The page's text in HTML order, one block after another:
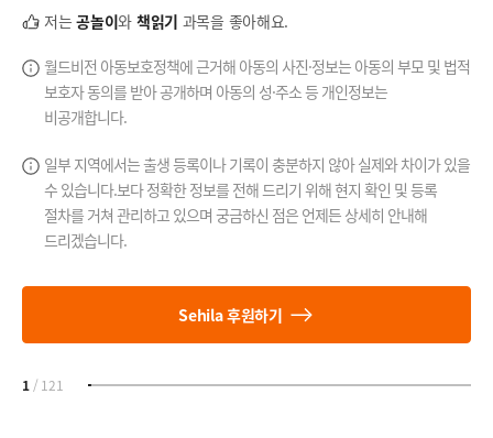
저는공놀이와 책읽기 과목을 좋아해요.
월드비전 아동보호정책에 근거해 아동의 사진·정보는 아동의 부모 및 법적
보호자 동의를 받아 공개하며 아동의 성·주소 등 개인정보는
비공개합니다.
일부 지역에서는 출생 등록이나 기록이 충분하지 않아 실제와 차이가 있을
수 있습니다.보다 정확한 정보를 전해 드리기 위해 현지 확인 및 등록
절차를 거쳐 관리하고 있으며 궁금하신 점은 언제든 상세히 안내해
드리겠습니다.
Sehila 후원하기
1/ 121